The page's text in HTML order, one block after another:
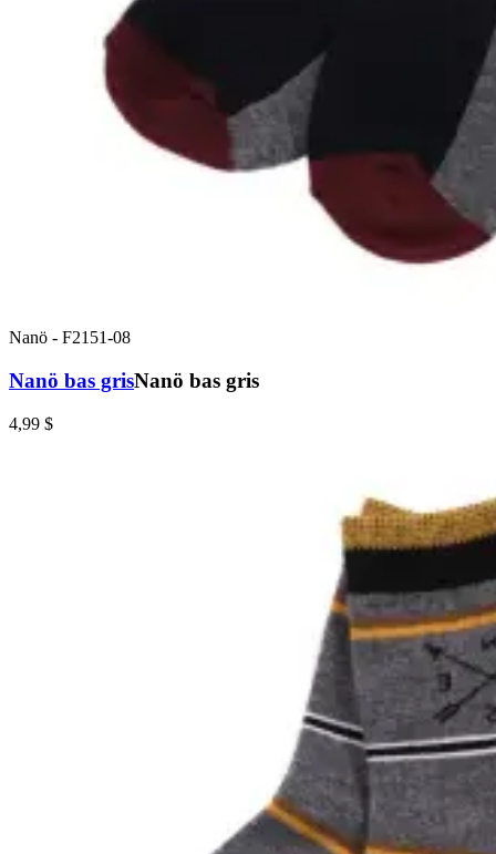
Nanö - F2151-08
Nanö bas grisNanö bas gris
4,99 $